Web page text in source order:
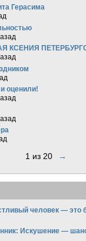
Герасима
КСЕНИЯ
оценили!
1 из 20 →
человек — это
Искушение —